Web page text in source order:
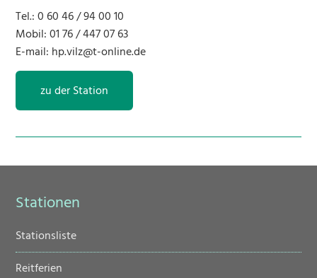
Tel.: 0 60 46 / 94 00 10
Mobil: 01 76 / 447 07 63
E-mail: hp.vilz@t-online.de
zu der Station
Stationen
Navigation
überspringen
Stationsliste
Reitferien